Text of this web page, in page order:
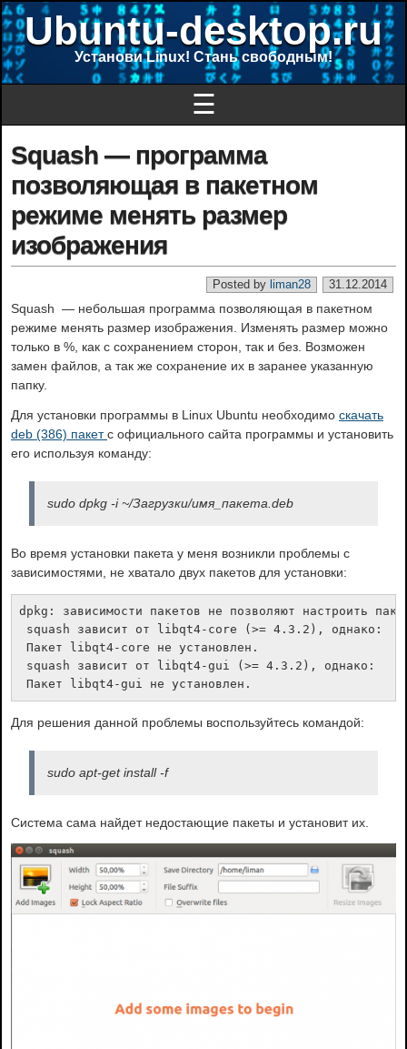
Ubuntu-desktop.ru
Установи Linux! Стань свободным!
☰
Squash — программа
позволяющая в пакетном
режиме менять размер
изображения
31.12.2014
Posted by liman28
Squash — небольшая программа позволяющая в пакетном
режиме менять размер изображения. Изменять размер можно
только в %, как с сохранением сторон, так и без. Возможен
замен файлов, а так же сохранение их в заранее указанную
папку.
Для установки программы в Linux Ubuntu необходимо скачать
deb (386) пакетс официального сайта программы и установить
его используя команду:
sudo dpkg -i ~/Загрузки/имя_пакета.deb
Во время установки пакета у меня возникли проблемы с
зависимостями, не хватало двух пакетов для установки:
dpkg: зависимости пакетов не позволяют настроить
squash зависит от libqt4-core (>= 4.3.2), однако:
Пакет libqt4-core не установлен.
squash зависит от libqt4-gui (>= 4.3.2), однако:
Пакет libqt4-gui не установлен.
Для решения данной проблемы воспользуйтесь командой:
sudo apt-get install -f
Система сама найдет недостающие пакеты и установит их.